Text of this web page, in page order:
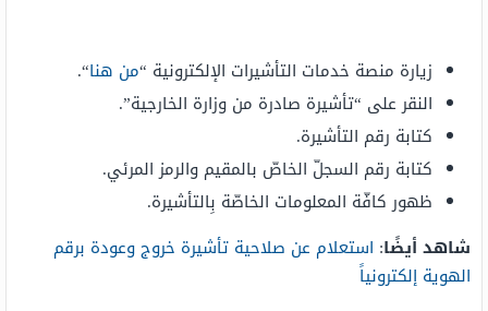
زيارة منصة خدمات التأشيرات الإلكترونية “من هنا“.
النقر على “تأشيرة صادرة من وزارة الخارجية”.
كتابة رقم التأشيرة.
كتابة رقم السجلّ الخاصّ بالمقيم والرمز المرئي.
ظهور كافّة المعلومات الخاصّة بِالتأشيرة.
شاهد أيضًا: استعلام عن صلاحية تأشيرة خروج وعودة برقم
الهوية إلكترونياً